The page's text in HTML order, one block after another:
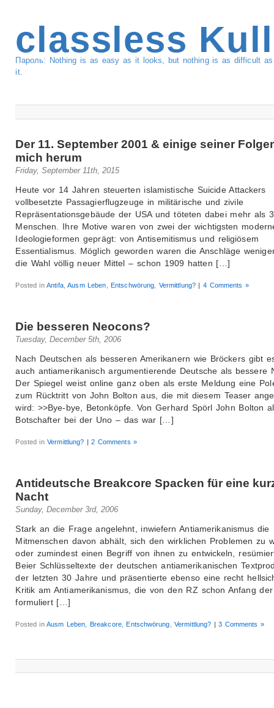
classless
Пароль: Nothing is as easy as it looks, but nothing is as difficult
it.
Der 11. September 2001 & einige seiner
mich herum
Friday, September 11th, 2015
Heute vor 14 Jahren steuerten islamistische Suicide Attackers
vollbesetzte Passagierflugzeuge in militärische und zivile
Repräsentationsgebäude der USA und töteten dabei mehr als
Menschen. Ihre Motive waren von zwei der wichtigsten
Ideologieformen geprägt: von Antisemitismus und religiösem
Essentialismus. Möglich geworden waren die Anschläge
die Wahl völlig neuer Mittel – schon 1909 hatten […]
Posted inAntifa,Ausm Leben ,Entschwörung Vermittlung? | 4 Comments »
Die besseren Neocons?
Tuesday, December 5th, 2006
Nach Deutschen als besseren Amerikanern wie Bröckers gibt
auch antiamerikanisch argumentierende Deutsche als bessere
Der Spiegel weist online ganz oben als erste Meldung eine
zum Rücktritt von John Bolton aus, die mit diesem Teaser
wird: >>Bye-bye, Betonköpfe. Von Gerhard Spörl John Bolton
Botschafter bei der Uno – das war […]
Posted inVermittlung? | 2 Comments »
Antideutsche Breakcore Spacken für eine
Nacht
Sunday, December 3rd, 2006
Stark an die Frage angelehnt, inwiefern Antiamerikanismus die
Mitmenschen davon abhält, sich den wirklichen Problemen zu
oder zumindest einen Begriff von ihnen zu entwickeln,
Beier Schlüsseltexte der deutschen antiamerikanischen
der letzten 30 Jahre und präsentierte ebenso eine recht
Kritik am Antiamerikanismus, die von den RZ schon Anfang
formuliert […]
Posted inAusm Leben Breakcore,Entschwörung ,Vermittlung? | 3 Comments »